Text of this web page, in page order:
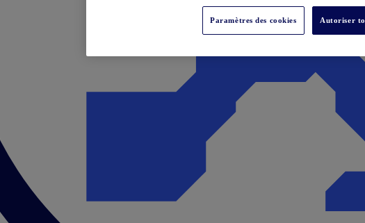
Paramètres des cookies Autoriser